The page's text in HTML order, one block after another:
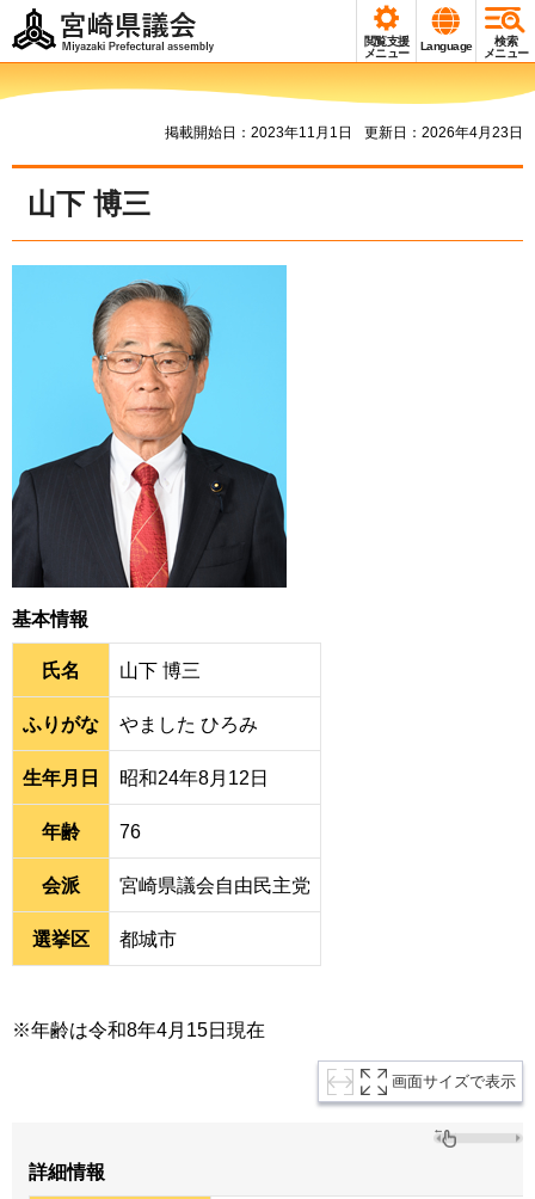
宮崎県議会
Miyazaki Prefectural
閲覧支援
メニュー
Language
検索
メニュー
掲載開始日：2023年11月1日 更新日：2026年4月23日
山下 博三
基本情報
氏名 山下 博三
ふりがな やました ひろみ
生年月日 昭和24年8月12日
年齢 76
会派 宮崎県議会自由民主党
選挙区 都城市
※年齢は令和8年4月15日現在
画面サイズで表示
詳細情報